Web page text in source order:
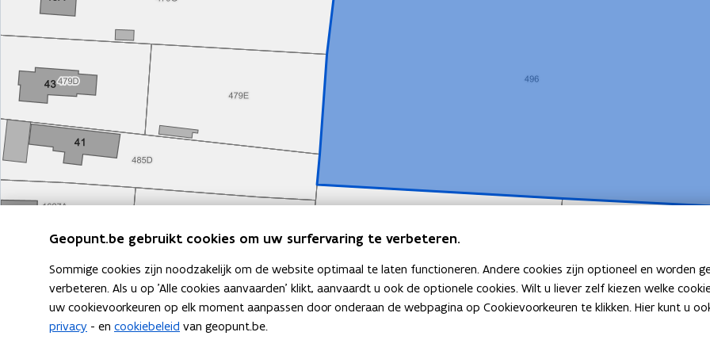
door
van
de
suggestiebox
te
navigeren.
Bevestig
je
keuze
"enter"
gebruik
"escape"
Geopunt.be gebruikt cookies om uw surfervaring te verbeteren.
Sommige cookies zijn noodzakelijk om de website optimaal te laten functioneren. Andere cookies zijn optioneel en worden
verbeteren. Als u op 'Alle cookies aanvaarden' klikt, aanvaardt u ook de optionele cookies. Wilt u liever zelf kiezen welke
uw cookievoorkeuren op elk moment aanpassen door onderaan de webpagina op Cookievoorkeuren te klikken. Hier kunt u
privacy - en cookiebeleid van geopunt.be.